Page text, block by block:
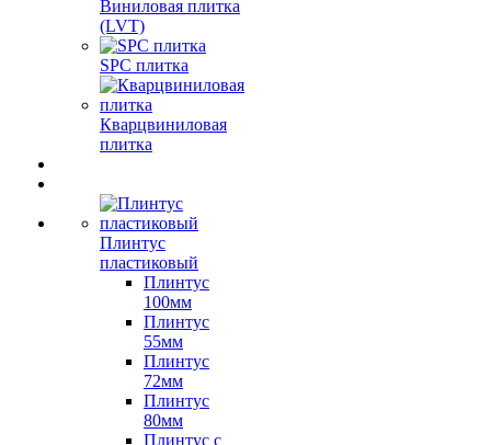
Виниловая плитка
(LVT)
SPC плитка
Кварцвиниловая
плитка
Плинтус
пластиковый
Плинтус
100мм
Плинтус
55мм
Плинтус
72мм
Плинтус
80мм
Плинтус с